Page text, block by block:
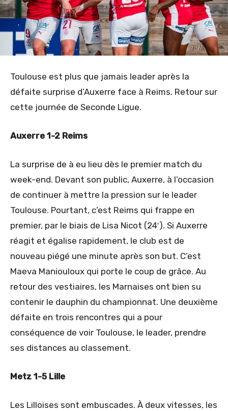
Toulouse est plus que jamais leader après la
défaite surprise d’Auxerre face à Reims. Retour sur
cette journée de Seconde Ligue.
Auxerre 1-2 Reims
La surprise de à eu lieu dès le premier match du
week-end. Devant son public, Auxerre, à l’occasion
de continuer à mettre la pression sur le leader
Toulouse. Pourtant, c’est Reims qui frappe en
premier, par le biais de Lisa Nicot (24′). Si Auxerre
réagit et égalise rapidement, le club est de
nouveau piégé une minute après son but. C’est
Maeva Maniouloux qui porte le coup de grâce. Au
retour des vestiaires, les Marnaises ont bien su
contenir le dauphin du championnat. Une deuxième
défaite en trois rencontres qui a pour
conséquence de voir Toulouse, le leader, prendre
ses distances au classement.
Metz 1-5 Lille
Les Lilloises sont embuscades. À deux vitesses, les